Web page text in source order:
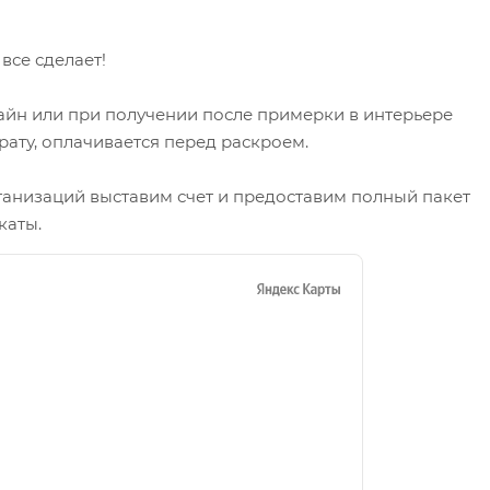
сделает!
или при получении после примерки в интерьере
оплачивается перед раскроем.
выставим счет и предоставим полный пакет